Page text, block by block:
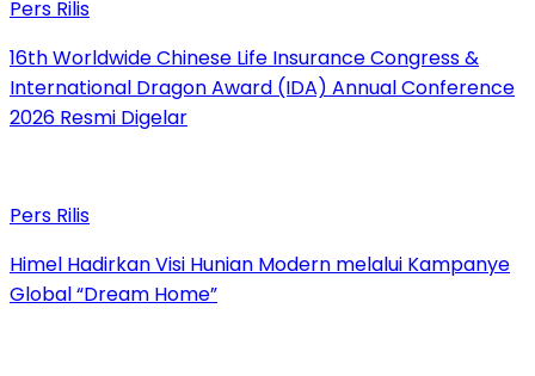
Pers Rilis
16th Worldwide Chinese Life Insurance Congress &
International Dragon Award (IDA) Annual Conference
2026 Resmi Digelar
Pers Rilis
Himel Hadirkan Visi Hunian Modern melalui Kampanye
Global “Dream Home”